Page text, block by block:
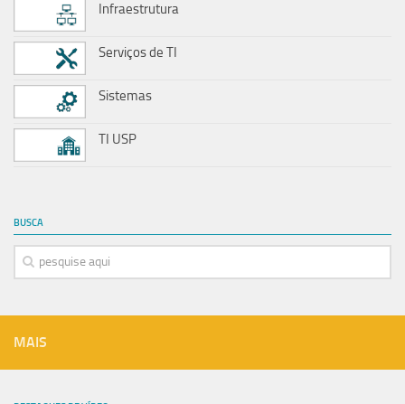
Infraestrutura
Serviços de TI
Sistemas
TI USP
BUSCA
MAIS